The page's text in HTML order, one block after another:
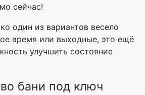
сейчас!
один из вариантов весело
время или выходные, это ещё
улучшить состояние
бани под ключ